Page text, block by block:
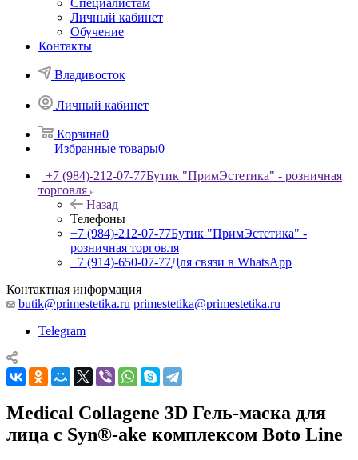
Специалистам
Личный кабинет
Обучение
Контакты
Владивосток
Личный кабинет
Корзина0
Избранные товары0
+7 (984)-212-07-77Бутик "ПримЭстетика" - розничная
торговля
Назад
Телефоны
+7 (984)-212-07-77Бутик "ПримЭстетика" -
розничная торговля
+7 (914)-650-07-77Для связи в WhatsApp
Контактная информация
butik@primestetika.ru primestetika@primestetika.ru
Telegram
Medical Collagene 3D Гель-маска для
лица с Syn®-ake комплексом Boto Line